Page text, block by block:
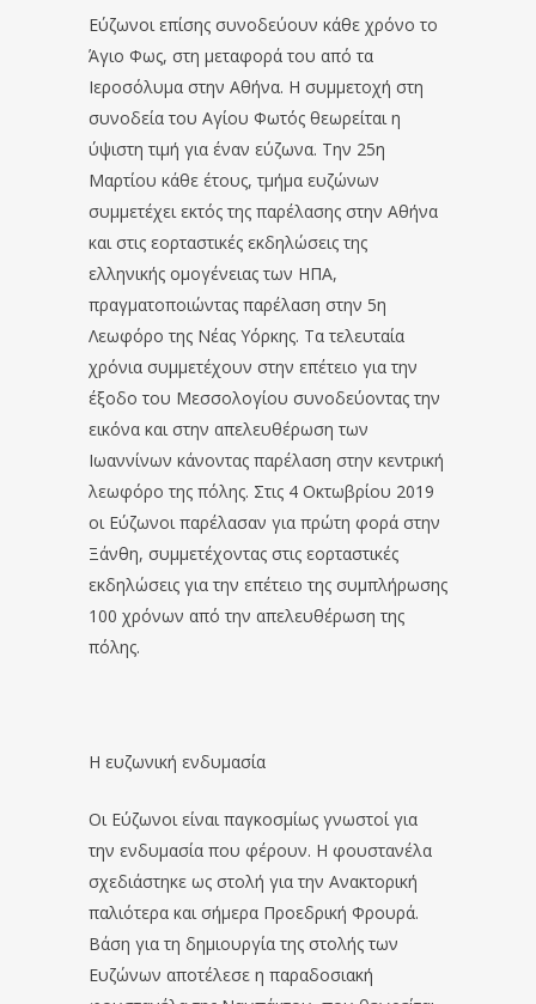
Εύζωνοι επίσης συνοδεύουν κάθε χρόνο το
Άγιο Φως, στη μεταφορά του από τα
Ιεροσόλυμα στην Αθήνα. Η συμμετοχή στη
συνοδεία του Αγίου Φωτός θεωρείται η
ύψιστη τιμή για έναν εύζωνα. Την 25η
Μαρτίου κάθε έτους, τμήμα ευζώνων
συμμετέχει εκτός της παρέλασης στην Αθήνα
και στις εορταστικές εκδηλώσεις της
ελληνικής ομογένειας των ΗΠΑ,
πραγματοποιώντας παρέλαση στην 5η
Λεωφόρο της Νέας Υόρκης. Τα τελευταία
χρόνια συμμετέχουν στην επέτειο για την
έξοδο του Μεσσολογίου συνοδεύοντας την
εικόνα και στην απελευθέρωση των
Ιωαννίνων κάνοντας παρέλαση στην κεντρική
λεωφόρο της πόλης. Στις 4 Οκτωβρίου 2019
οι Εύζωνοι παρέλασαν για πρώτη φορά στην
Ξάνθη, συμμετέχοντας στις εορταστικές
εκδηλώσεις για την επέτειο της συμπλήρωσης
100 χρόνων από την απελευθέρωση της
πόλης.
Η ευζωνική ενδυμασία
Οι Εύζωνοι είναι παγκοσμίως γνωστοί για
την ενδυμασία που φέρουν. Η φουστανέλα
σχεδιάστηκε ως στολή για την Ανακτορική
παλιότερα και σήμερα Προεδρική Φρουρά.
Βάση για τη δημιουργία της στολής των
Ευζώνων αποτέλεσε η παραδοσιακή